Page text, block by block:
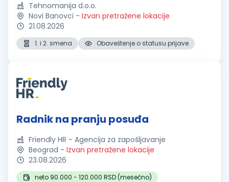
Tehnomanija d.o.o.
Novi Banovci - Izvan pretražene lokacije
21.08.2026
1. i 2. smena Obaveštenje o statusu prijave
Radnik na pranju posuđa
Friendly HR - Agencija za zapošljavanje
Beograd - Izvan pretražene lokacije
23.08.2026
neto 90.000 - 120.000 RSD (mesečno)